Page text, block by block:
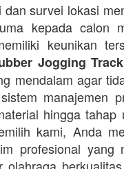
survei lokasi
kepada calon
keunikan
Jogging Track
mendalam agar
manajemen
hingga tahap
kami, Anda
profesional yang